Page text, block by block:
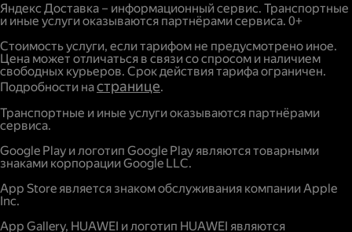
Яндекс Доставка – информационный сервис. Транспортные
и иные услуги оказываются партнёрами сервиса. 0+
Стоимость услуги, если тарифом не предусмотрено иное.
Цена может отличаться в связи со спросом и наличием
свободных курьеров. Срок действия тарифа ограничен.
Подробности настранице.
Транспортные и иные услуги оказываются партнёрами
сервиса.
Google Play и логотип Google Play являются товарными
знаками корпорации Google LLC.
App Store является знаком обслуживания компании Apple
Inc.
App Gallery, HUAWEI и логотип HUAWEI являются